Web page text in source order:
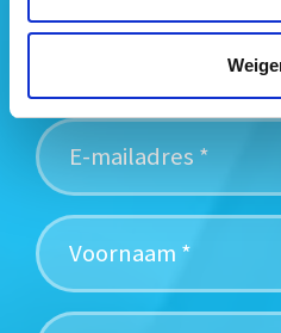
vastgoedtrends.